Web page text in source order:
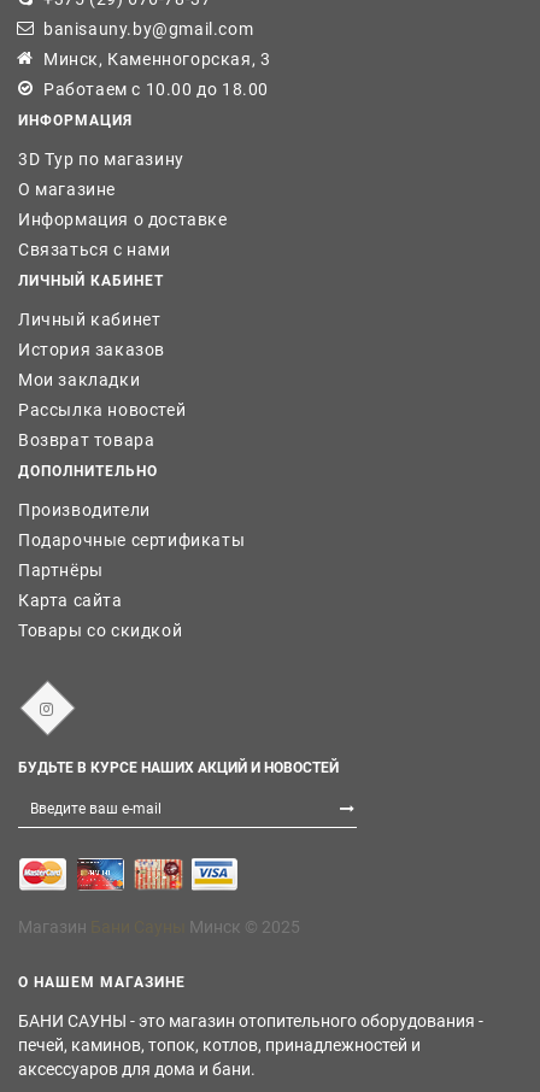
banisauny.by@gmail.com
Минск, Каменногорская, 3
Работаем с 10.00 до 18.00
ИНФОРМАЦИЯ
3D Тур по магазину
О магазине
Информация о доставке
Связаться с нами
ЛИЧНЫЙ КАБИНЕТ
Личный кабинет
История заказов
Мои закладки
Рассылка новостей
Возврат товара
ДОПОЛНИТЕЛЬНО
Производители
Подарочные сертификаты
Партнёры
Карта сайта
Товары со скидкой
БУДЬТЕ В КУРСЕ НАШИХ АКЦИЙ И НОВОСТЕЙ
Магазин Минск © 2025
О НАШЕМ МАГАЗИНЕ
БАНИ САУНЫ - это магазин отопительного оборудования -
печей, каминов, топок, котлов, принадлежностей и
аксессуаров для дома и бани.